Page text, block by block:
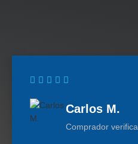
Carlos M.
Comprador